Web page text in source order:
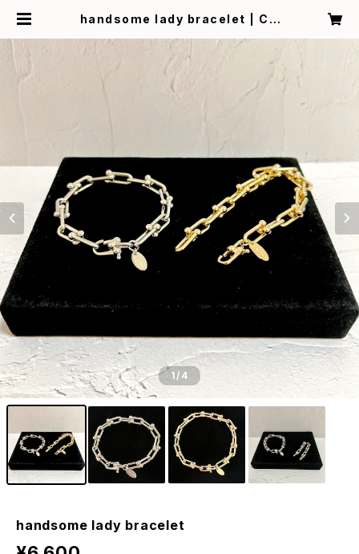
handsome lady bracelet | CÂ
1/4
handsome lady bracelet